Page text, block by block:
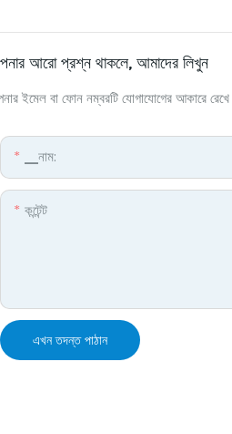
আরো প্রশ্ন থাকলে, আমাদের লিখুন
ইমেল বা ফোন নম্বরটি যোগাযোগের আকারে
▁নাম:
কন্টেন্ট
এখন তদন্ত পাঠান